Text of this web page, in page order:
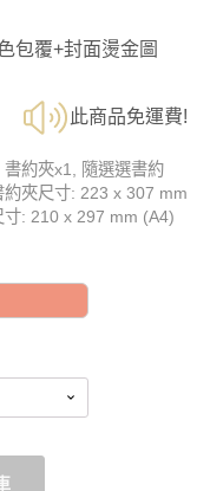
包覆+封面燙金圖
此商品免運費!
約夾x1, 隨選選書約
夾尺寸: 223 x 307 mm
: 210 x 297 mm (A4)